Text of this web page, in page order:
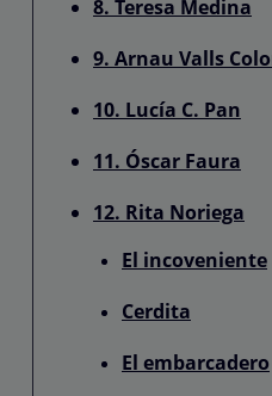
8. Teresa Medina
9. Arnau Valls
10. Lucía C. Pan
11. Óscar Faura
12. Rita Noriega
El incoveniente
Cerdita
El embarcadero